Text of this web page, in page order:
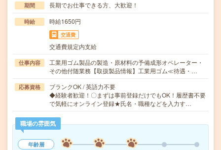
期間 長期でお仕事できる方、大歓迎！
時給 時給1650円
交通費
交通費規定内支給
仕事内容
工業用ゴム製品の製造・原材料の予備成形オペレーター・
その他付随業務【取扱製品情報】工業用ゴム≪待遇・…
応募資格
ブランクOK / 英語力不要
◆経験者歓迎！〇まずは事前登録だけでもOK！履歴書不要
で気軽にオンライン登録★氏名・職種などを入力す…
職場の雰囲気
年齢層